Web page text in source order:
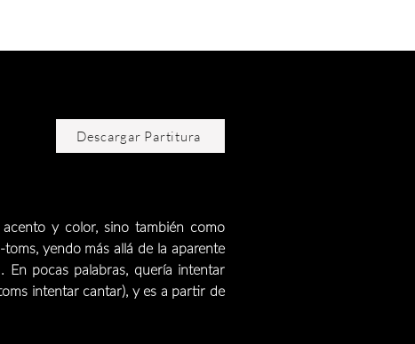
Descargar Partitura
y color, sino también como
yendo más allá de la aparente
En pocas palabras, quería intentar
intentar cantar), y es a partir de